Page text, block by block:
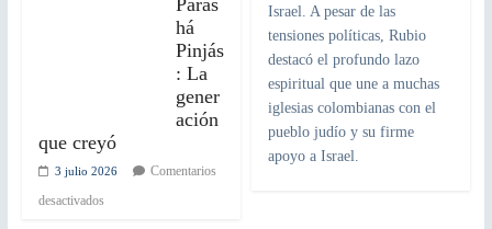
há
Pinjás
: La
gener
ación
que creyó
3 julio 2026
Comentarios
desactivados
Israel. A pesar de las
tensiones políticas, Rubio
destacó el profundo lazo
espiritual que une a muchas
iglesias colombianas con el
pueblo judío y su firme
apoyo a Israel.